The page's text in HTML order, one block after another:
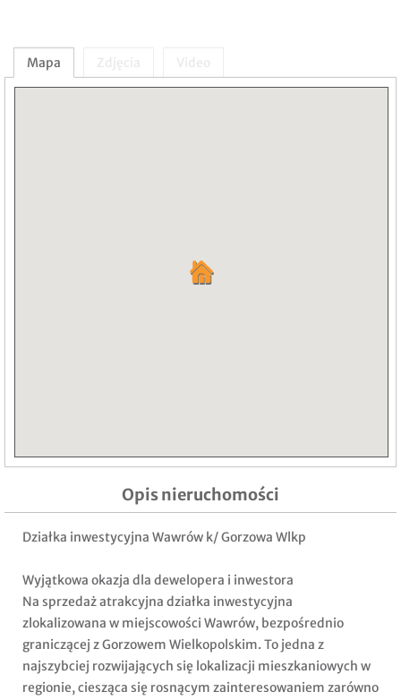
Mapa
Opis nieruchomości
Działka inwestycyjna Wawrów k/ Gorzowa Wlkp
Wyjątkowa okazja dla dewelopera i inwestora
Na sprzedaż atrakcyjna działka inwestycyjna
zlokalizowana w miejscowości Wawrów, bezpośrednio
graniczącej z Gorzowem Wielkopolskim. To jedna z
najszybciej rozwijających się lokalizacji mieszkaniowych w
regionie, ciesząca się rosnącym zainteresowaniem zarówno